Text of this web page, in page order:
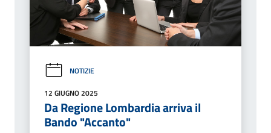
NOTIZIE
12 GIUGNO 2025
Da Regione Lombardia arriva il
Bando "Accanto"